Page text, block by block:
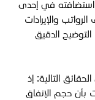
استضافته في إحدى
والإيرادات
الدقيق
التالية: إذ
بأن حجم الإنفاق